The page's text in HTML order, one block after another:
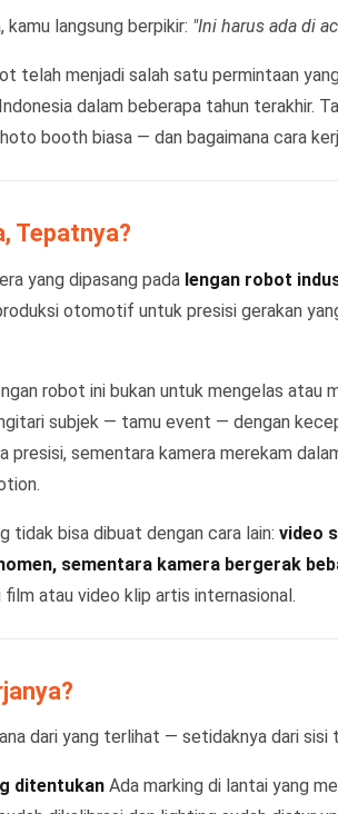
kamu langsung berpikir: "Ini harus ada di
telah menjadi salah satu permintaan
dalam beberapa tahun terakhir.
booth biasa — dan bagaimana cara
Tepatnya?
yang dipasang pada lengan robot
otomotif untuk presisi gerakan
robot ini bukan untuk mengelas atau
subjek — tamu event — dengan
presisi, sementara kamera merekam
tidak bisa dibuat dengan cara lain:video
sementara kamera bergerak
atau video klip artis internasional.
dari yang terlihat — setidaknya dari sisi
ditentukan Ada marking di lantai yang